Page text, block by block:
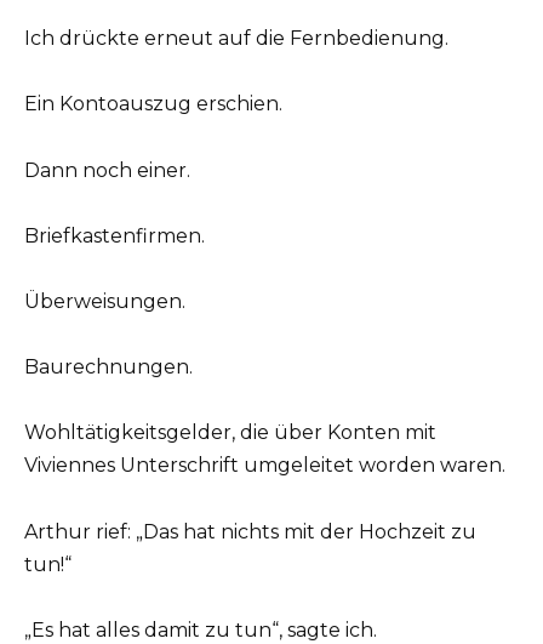
Ich drückte erneut auf die Fernbedienung.
Ein Kontoauszug erschien.
Dann noch einer.
Briefkastenfirmen.
Überweisungen.
Baurechnungen.
Wohltätigkeitsgelder, die über Konten mit
Viviennes Unterschrift umgeleitet worden waren.
Arthur rief: „Das hat nichts mit der Hochzeit zu
tun!“
„Es hat alles damit zu tun“, sagte ich.